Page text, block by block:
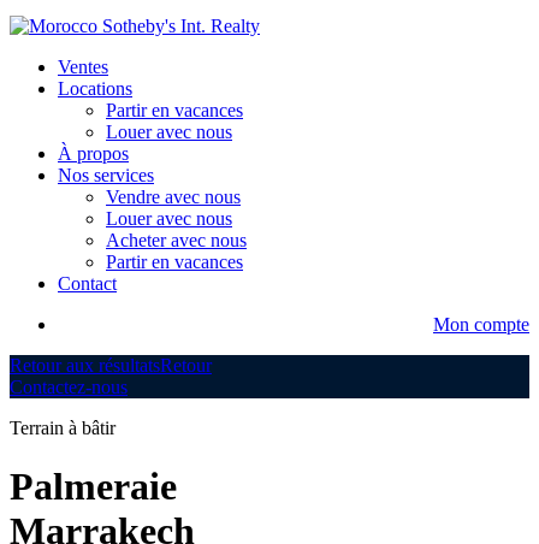
Ventes
Locations
Partir en vacances
Louer avec nous
À propos
Nos services
Vendre avec nous
Louer avec nous
Acheter avec nous
Partir en vacances
Contact
Mon compte
Retour aux résultatsRetour
Contactez-nous
Terrain à bâtir
Palmeraie
Marrakech